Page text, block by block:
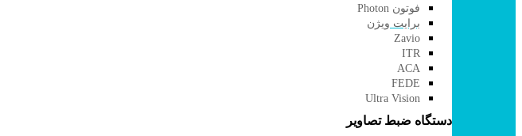
فوتون Photon
برایت ویژن
Zavio
ITR
ACA
FEDE
Ultra Vision
دستگاه ضبط تصاویر